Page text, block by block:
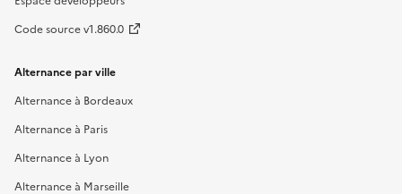
Code source v1.860.0
Alternance par ville
Alternance à Bordeaux
Alternance à Paris
Alternance à Lyon
Alternance à Marseille